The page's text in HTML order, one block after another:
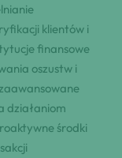
klientów i
finansowe
oszustw i
działaniom
środki